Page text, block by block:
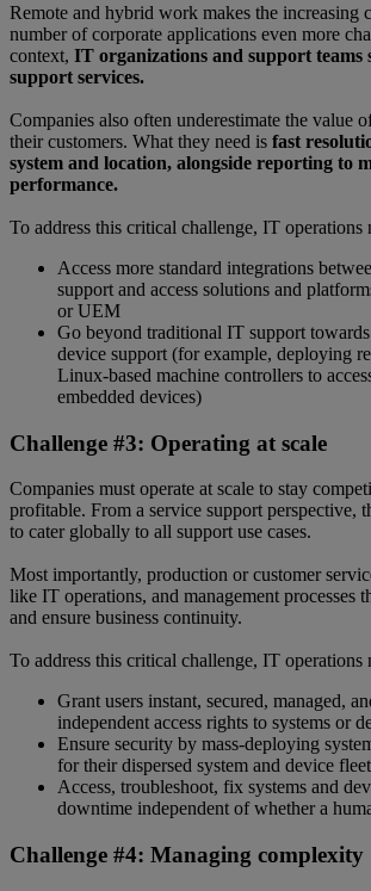
Remote and hybrid work makes the increasing
number of corporate applications even more
context, IT organizations and support teams
support services.
Companies also often underestimate the value
their customers. What they need is fast
system and location, alongside reporting to
performance.
To address this critical challenge, IT operations
Access more standard integrations
support and access solutions and
or UEM
Go beyond traditional IT support
device support (for example, deploying
Linux-based machine controllers to
embedded devices)
Challenge #3: Operating at scale
Companies must operate at scale to stay
profitable. From a service support perspective,
to cater globally to all support use cases.
Most importantly, production or customer
like IT operations, and management processes
and ensure business continuity.
To address this critical challenge, IT operations
Grant users instant, secured, managed,
independent access rights to systems or
Ensure security by mass-deploying
for their dispersed system and device fleet
Access, troubleshoot, fix systems and
downtime independent of whether a
Challenge #4: Managing complexity